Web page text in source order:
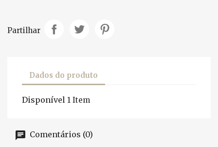
Partilhar
Dados do produto
Disponível 1 Item
Comentários (0)